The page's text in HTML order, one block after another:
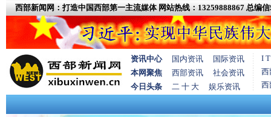
西部新闻网：打造中国西部第一主流媒体 网站热线：13259888867 总编信
资讯中心 国内资讯
国际资讯
本网聚焦
西部资讯
社会资讯
今日头条
二 十 大 娱乐资讯
I
西
西